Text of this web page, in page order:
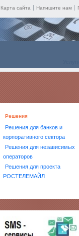
Клуб-
Решения
Решения для банков и
корпоративного сектора
Решения для независимых
операторов
Решения для проекта
РОСТЕЛЕМАЙЛ
Карта сайта Напишите нам